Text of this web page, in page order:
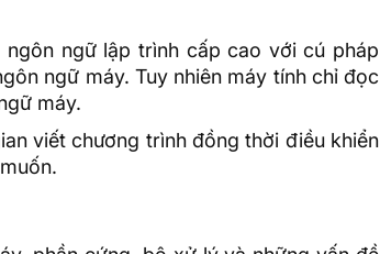
ngữ lập trình cấp cao với cú pháp
ngữ máy. Tuy nhiên máy tính chỉ đọc
máy.
viết chương trình đồng thời điều khiển